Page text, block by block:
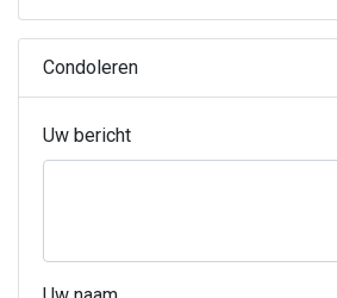
Condoleren
Uw bericht